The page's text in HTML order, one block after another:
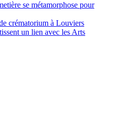
se métamorphose pour
crématorium à Louviers
un lien avec les Arts